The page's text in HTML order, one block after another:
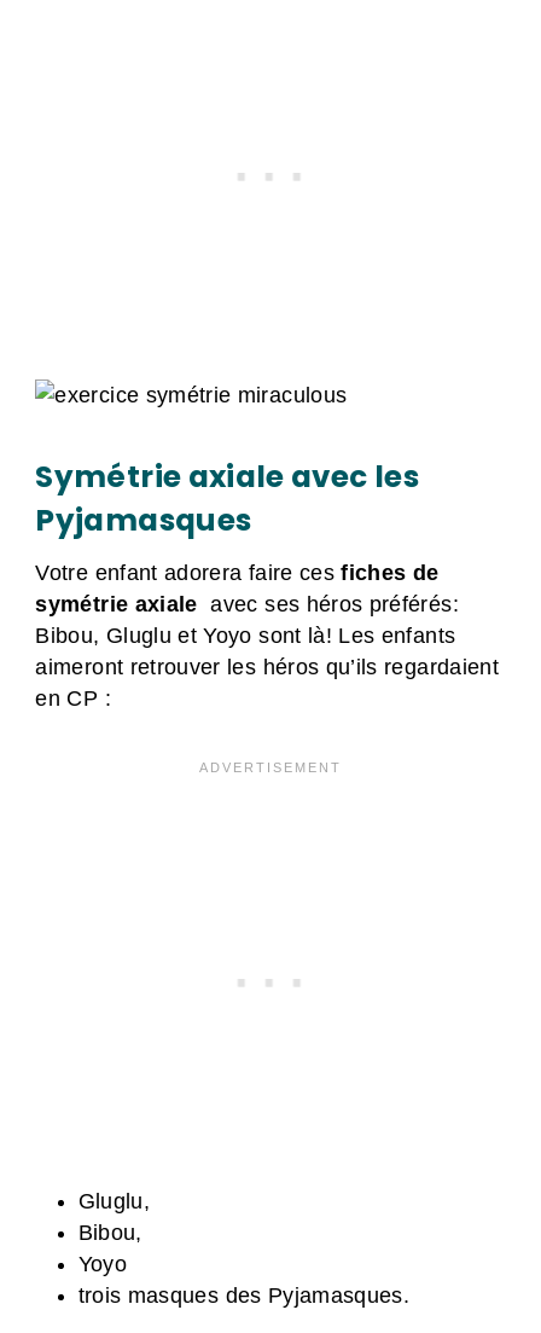
Symétrie axiale avec les
Pyjamasques
Votre enfant adorera faire ces fiches de
symétrie axiale avec ses héros préférés:
Bibou, Gluglu et Yoyo sont là! Les enfants
aimeront retrouver les héros qu’ils regardaient
en CP :
Gluglu,
Bibou,
Yoyo
trois masques des Pyjamasques.